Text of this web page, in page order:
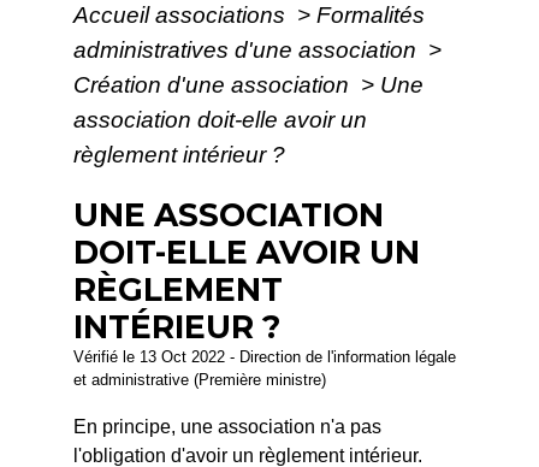
Accueil associations > Formalités
administratives d'une association >
Création d'une association > Une
association doit-elle avoir un
règlement intérieur ?
UNE ASSOCIATION
DOIT-ELLE AVOIR UN
RÈGLEMENT
INTÉRIEUR ?
Vérifié le 13 Oct 2022 - Direction de l'information légale
et administrative (Première ministre)
En principe, une association n'a pas
l'obligation d'avoir un règlement intérieur.